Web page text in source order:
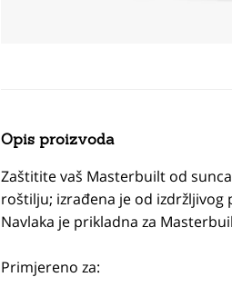
Opis proizvoda
Zaštitite vaš Masterbuilt od
roštilju; izrađena je od
Navlaka je prikladna za
Primjereno za: